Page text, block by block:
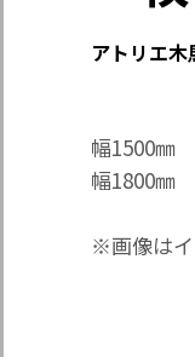
アトリエ
幅1500㎜
幅1800㎜
※画像はイ